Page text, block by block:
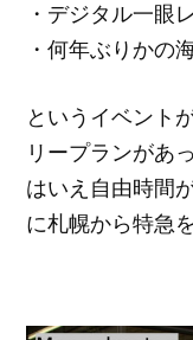
・デジタル一眼
・何年ぶりかの
というイベント
リープランがあ
はいえ自由時間
に札幌から特急